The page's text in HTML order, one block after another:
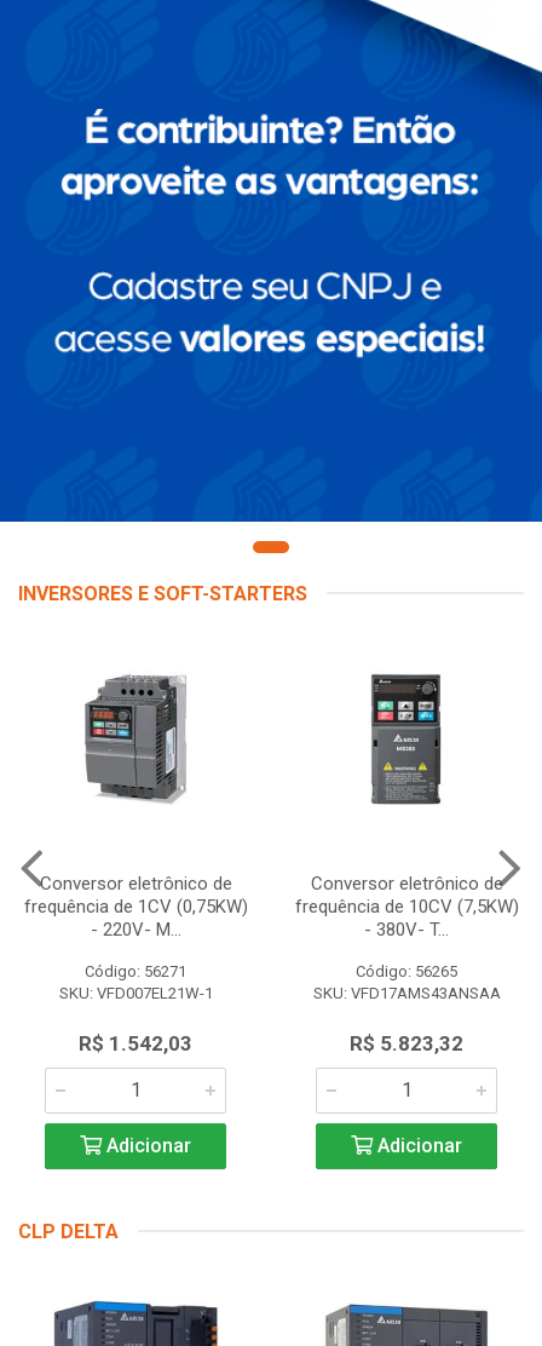
INVERSORES E SOFT-STARTERS
Conversor eletrônico de
frequência de 1CV (0,75KW)
- 220V- M...
Código: 56271
SKU: VFD007EL21W-1
R$ 1.542,03
Adicionar
Conversor eletrônico de
frequência de 10CV (7,5KW)
- 380V- T...
Código: 56265
SKU: VFD17AMS43ANSAA
R$ 5.823,32
Adicionar
CLP DELTA